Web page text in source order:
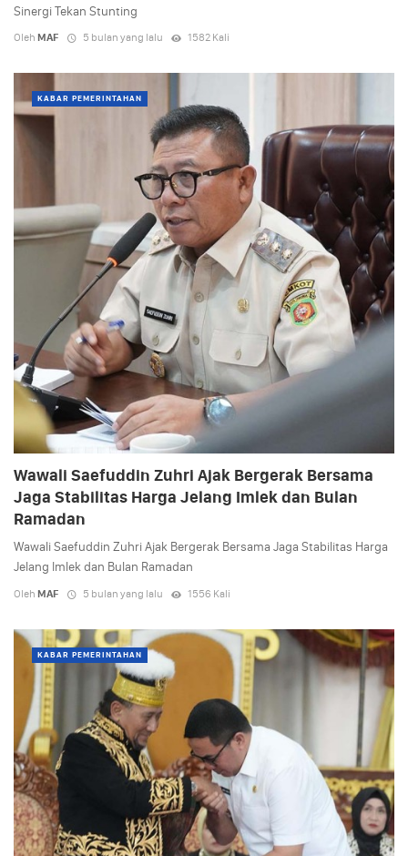
Sinergi Tekan Stunting
Oleh MAF 5 bulan yang lalu 1582 Kali
KABAR PEMERINTAHAN
Wawali Saefuddin Zuhri Ajak Bergerak Bersama
Jaga Stabilitas Harga Jelang Imlek dan Bulan
Ramadan
Wawali Saefuddin Zuhri Ajak Bergerak Bersama Jaga Stabilitas Harga
Jelang Imlek dan Bulan Ramadan
Oleh MAF 5 bulan yang lalu 1556 Kali
KABAR PEMERINTAHAN